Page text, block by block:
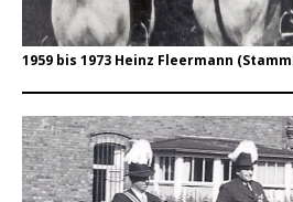
1959 bis 1973 Heinz Fleermann